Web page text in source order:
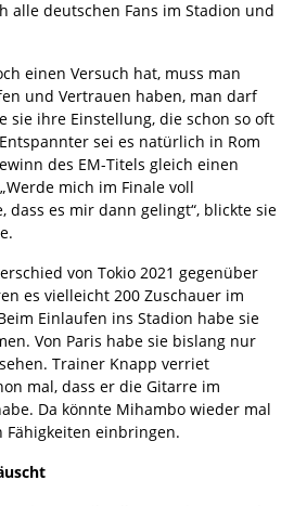
alle deutschen Fans im Stadion und
einen Versuch hat, muss man
und Vertrauen haben, man darf
sie ihre Einstellung, die schon so oft
sei es natürlich in Rom
des EM-Titels gleich einen
mich im Finale voll
dass es mir dann gelingt“, blickte sie
von Tokio 2021 gegenüber
es vielleicht 200 Zuschauer im
Einlaufen ins Stadion habe sie
Von Paris habe sie bislang nur
Trainer Knapp verriet
mal, dass er die Gitarre im
Da könnte Mihambo wieder mal
einbringen.